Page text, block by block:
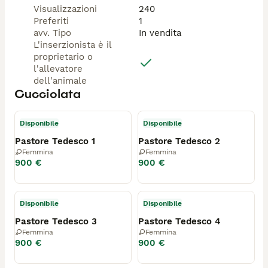
Visualizzazioni
240
Preferiti
1
avv. Tipo
In vendita
L'inserzionista è il
proprietario o
l'allevatore
dell'animale
Cucciolata
Disponibile
Pastore Tedesco 1
Femmina
900 €
Disponibile
Pastore Tedesco 2
Femmina
900 €
Disponibile
Pastore Tedesco 3
Femmina
900 €
Disponibile
Pastore Tedesco 4
Femmina
900 €